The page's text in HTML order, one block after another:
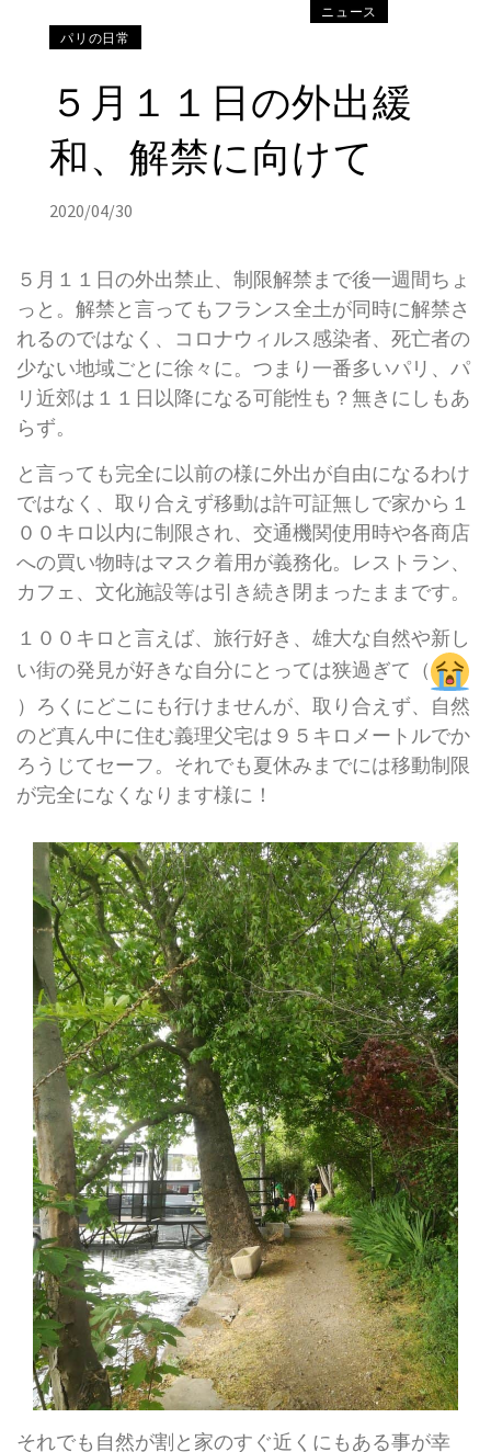
ニュース
パリの日常
５月１１日の外出緩
和、解禁に向けて
2020/04/30
５月１１日の外出禁止、制限解禁まで後一週間ちょ
っと。解禁と言ってもフランス全土が同時に解禁さ
れるのではなく、コロナウィルス感染者、死亡者の
少ない地域ごとに徐々に。つまり一番多いパリ、パ
リ近郊は１１日以降になる可能性も？無きにしもあ
らず。
と言っても完全に以前の様に外出が自由になるわけ
ではなく、取り合えず移動は許可証無しで家から１
００キロ以内に制限され、交通機関使用時や各商店
への買い物時はマスク着用が義務化。レストラン、
カフェ、文化施設等は引き続き閉まったままです。
１００キロと言えば、旅行好き、雄大な自然や新し
い街の発見が好きな自分にとっては狭過ぎて（
）ろくにどこにも行けませんが、取り合えず、自然
のど真ん中に住む義理父宅は９５キロメートルでか
ろうじてセーフ。それでも夏休みまでには移動制限
が完全になくなります様に！
それでも自然が割と家のすぐ近くにもある事が幸